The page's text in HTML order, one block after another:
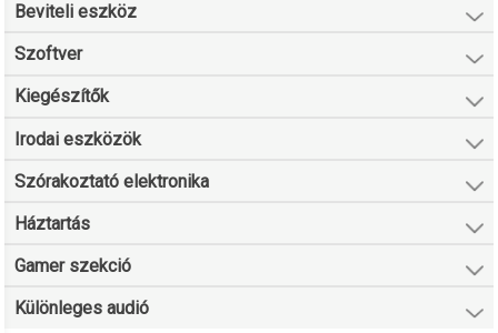
Beviteli eszköz
Szoftver
Kiegészítők
Irodai eszközök
Szórakoztató elektronika
Háztartás
Gamer szekció
Különleges audió